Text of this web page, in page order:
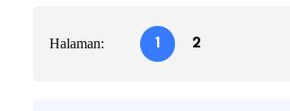
Halaman: 1 2